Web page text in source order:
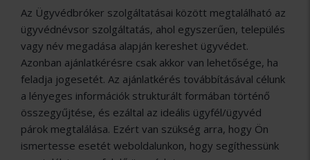
Az Ügyvédbróker szolgáltatásai között megtalálható az
ügyvédnévsor szolgáltatás, ahol egyszerűen, település
vagy név megadása alapján kereshet ügyvédet.
Azonban ajánlatkérésre csak akkor van lehetősége, ha
feladja jogesetét. Az ajánlatkérés továbbításával célunk
a lényeges információk strukturált formában történő
összegyűjtése, és ezáltal az ideális ügyfél/ügyvéd
párok megtalálása. Ezért van szükség arra, hogy Ön
ismertesse esetét weboldalunkon, hogy segíthessünk